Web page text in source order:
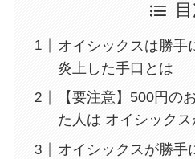
オイシックスは勝手
炎上した手口とは
【要注意】500円の
た人は オイシックス
オイシックスが勝手